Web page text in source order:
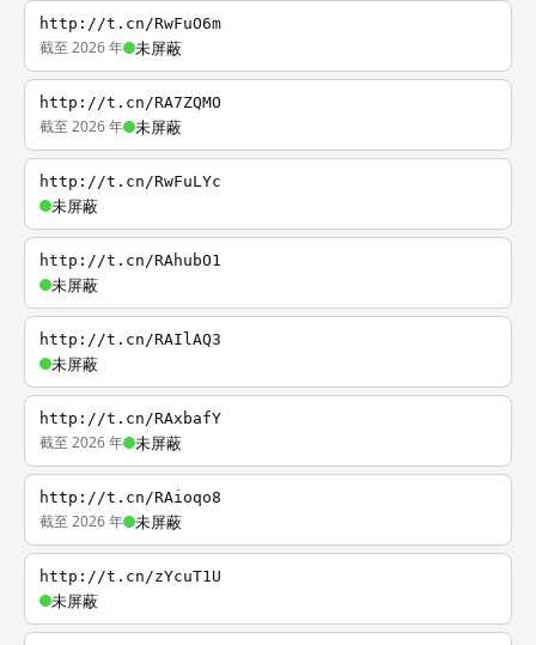
http://t.cn/RwFuO6m
截至 2026 年 未屏蔽
http://t.cn/RA7ZQMO
截至 2026 年 未屏蔽
http://t.cn/RwFuLYc
未屏蔽
http://t.cn/RAhubO1
未屏蔽
http://t.cn/RAIlAQ3
未屏蔽
http://t.cn/RAxbafY
截至 2026 年 未屏蔽
http://t.cn/RAioqo8
截至 2026 年 未屏蔽
http://t.cn/zYcuT1U
未屏蔽